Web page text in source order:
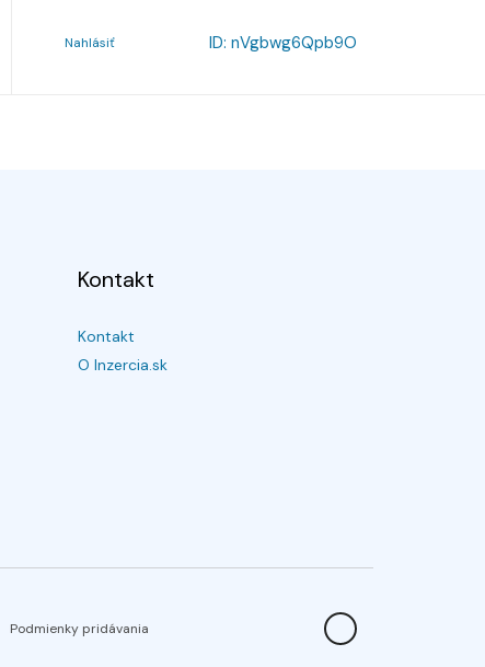
Nahlásiť ID: nVgbwg6Qpb9O
Kontakt
Kontakt
O Inzercia.sk
Podmienky pridávania